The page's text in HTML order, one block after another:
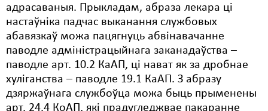
адрасаваныя. Прыкладам, абраза лекара ці
настаўніка падчас выканання службовых
абавязкаў можа пацягнуць абвінавачанне
паводле адміністрацыйнага заканадаўства –
паводле арт. 10.2 КаАП, ці нават як за дробнае
хуліганства – паводле 19.1 КаАП. З абразу
дзяржаўнага службоўца можа быць прыменены
арт. 24.4 КоАП, які прадугледжвае пакаранне